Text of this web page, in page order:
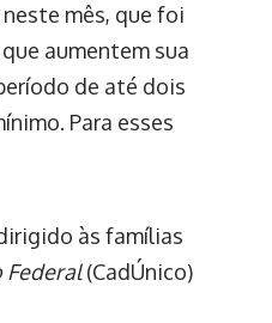
mês, que foi
aumentem sua
de até dois
Para esses
às famílias
Federal(CadÚnico)